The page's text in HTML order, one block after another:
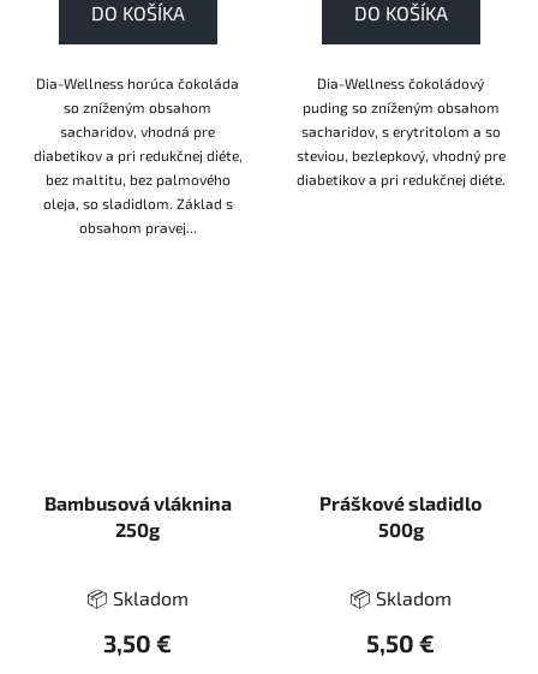
DO KOŠÍKA
Dia-Wellness horúca čokoláda
so zníženým obsahom
sacharidov, vhodná pre
diabetikov a pri redukčnej diéte,
bez maltitu, bez palmového
oleja, so sladidlom. Základ s
obsahom pravej...
DO KOŠÍKA
Dia-Wellness čokoládový
puding so zníženým obsahom
sacharidov, s erytritolom a so
steviou, bezlepkový, vhodný pre
diabetikov a pri redukčnej diéte.
Bambusová vláknina
250g
📦 Skladom
3,50 €
Práškové sladidlo
500g
📦 Skladom
5,50 €